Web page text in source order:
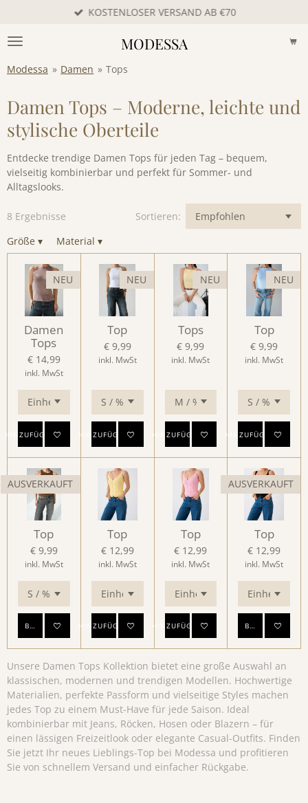
springen
MODESSA
KOSTENLOSER VERSAND AB €70
Modessa » Damen » Tops
Damen Tops – Moderne, leichte und
stylische Oberteile
Entdecke trendige Damen Tops für jeden Tag – bequem,
vielseitig kombinierbar und perfekt für Sommer- und
Alltagslooks.
8 Ergebnisse
Sortieren:
Größe ▾ Material ▾
NEU
Damen
Tops
€ 14,99
inkl. MwSt
HINZUFÜGEN
NEU
Top
€ 9,99
inkl. MwSt
HINZUFÜGEN
NEU
Tops
€ 9,99
inkl. MwSt
HINZUFÜGEN
NEU
Top
€ 9,99
inkl. MwSt
HINZUFÜGEN
AUSVERKAUFT
Top
€ 9,99
inkl. MwSt
Bei Verfügbarkeit benachrichtigen
Top
€ 12,99
inkl. MwSt
HINZUFÜGEN
Top
€ 12,99
inkl. MwSt
HINZUFÜGEN
AUSVERKAUFT
Top
€ 12,99
inkl. MwSt
Bei
Unsere Damen Tops Kollektion bietet eine große Auswahl an
klassischen, modernen und trendigen Modellen. Hochwertige
Materialien, perfekte Passform und vielseitige Styles machen
jedes Top zu einem Must-Have für jede Saison. Ideal
kombinierbar mit Jeans, Röcken, Hosen oder Blazern – für
einen lässigen Freizeitlook oder elegante Casual-Outfits. Finden
Sie jetzt Ihr neues Lieblings-Top bei Modessa und profitieren
Sie von schnellem Versand und einfacher Rückgabe.